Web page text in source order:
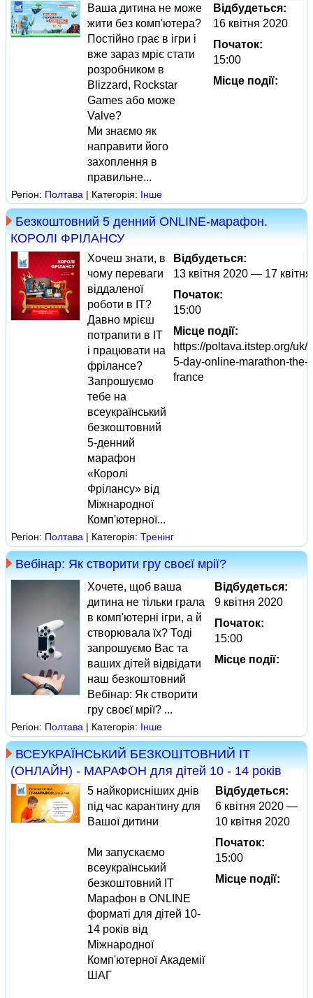
Ваша дитина не може
жити без комп'ютера?
Постійно грає в ігри і
вже зараз мріє стати
розробником в
Blizzard, Rockstar
Games або може
Valve?
Ми знаємо як
направити його
захоплення в
правильне...
Відбудеться:
16 квітня 2020
Початок:
15:00
Місце події:
Регіон: Полтава | Категорія: Інше
Безкоштовний 5 денний ONLINE-марафон.
КОРОЛІ ФРІЛАНСУ
Хочеш знати, в
чому переваги
віддаленої
роботи в IT?
Давно мрієш
потрапити в IT
і працювати на
фрілансе?
Запрошуємо
тебе на
всеукраїнський
безкоштовний
5-денний
марафон
«Королі
Фрілансу» від
Міжнародної
Комп'ютерної...
Відбудеться:
13 квітня 2020 — 17
Початок:
15:00
Місце події:
https://poltava.itstep.org/uk/
5-day-online-marathon-the-
france
Регіон: Полтава | Категорія: Тренінг
Вебінар: Як створити гру своєї мрії?
Хочете, щоб ваша
дитина не тільки грала
в комп'ютерні ігри, а й
створювала їх? Тоді
запрошуємо Вас та
ваших дітей відвідати
наш безкоштовний
Вебінар: Як створити
гру своєї мрії? ...
Відбудеться:
9 квітня 2020
Початок:
15:00
Місце події:
Регіон: Полтава | Категорія: Інше
ВСЕУКРАЇНСЬКИЙ БЕЗКОШТОВНИЙ IT
(ОНЛАЙН) - МАРАФОН для дітей 10 - 14 років
5 найкорисніших днів
під час карантину для
Вашої дитини
Ми запускаємо
всеукраїнський
безкоштовний IT
Марафон в ONLINE
форматі для дітей 10-
14 років від
Міжнародної
Комп'ютерної Академії
ШАГ
Відбудеться:
6 квітня 2020 —
10 квітня 2020
Початок:
15:00
Місце події: